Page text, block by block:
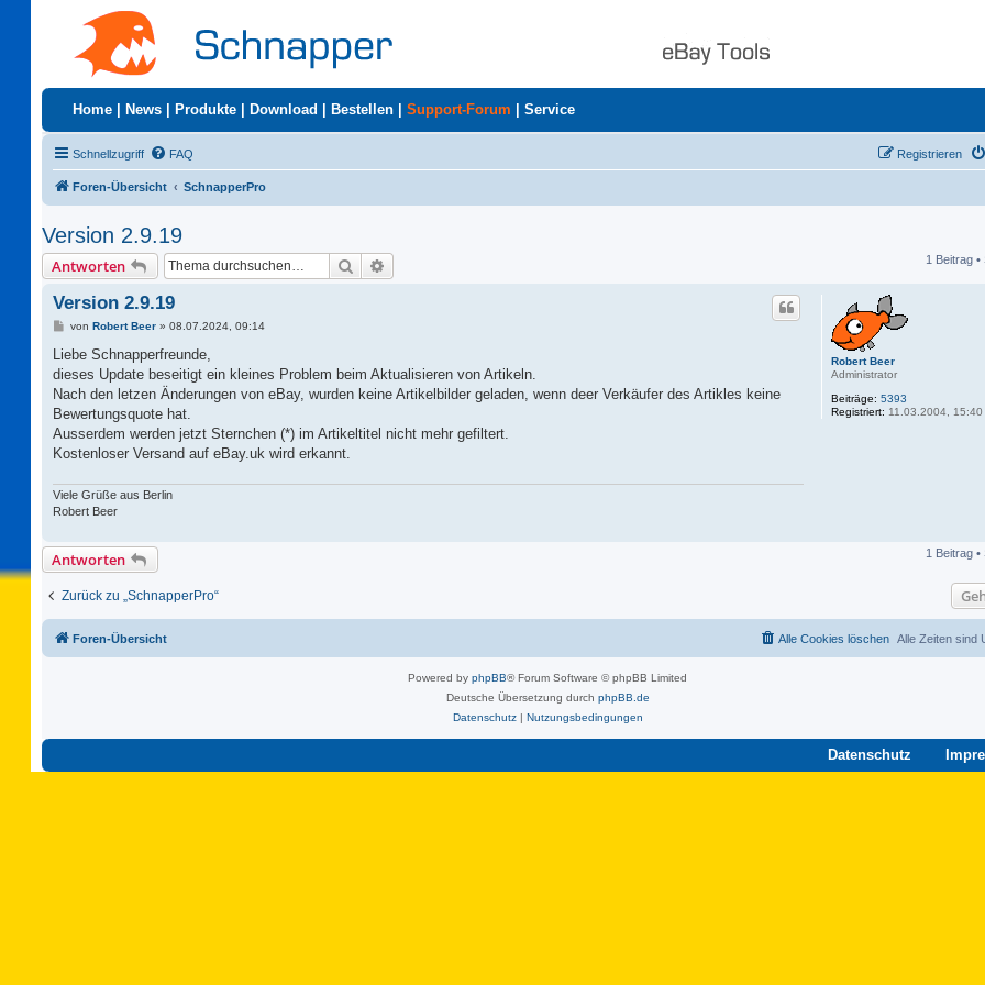
Home News Produkte Download Bestellen Support-Forum Service
Schnellzugriff FAQ Registrieren
Foren-Übersicht SchnapperPro
Version 2.9.19
Antworten Suche 1 Beitrag •
Robert Beer
Administrator
Beiträge: 5393
Registriert: 11.03.2004, 15:40
Version 2.9.19
B
i
r
a
von Robert Beer» 08.07.2024, 09:14
Liebe Schnapperfreunde,
dieses Update beseitigt ein kleines Problem beim Aktualisieren von Artikeln.
Nach den letzen Änderungen von eBay, wurden keine Artikelbilder geladen, wenn deer Verkäufer des Artikles keine
Bewertungsquote hat.
Ausserdem werden jetzt Sternchen (*) im Artikeltitel nicht mehr gefiltert.
Kostenloser Versand auf eBay.uk wird erkannt.
Viele Grüße aus Berlin
Robert Beer
Antworten 1 Beitrag •
Zurück zu „SchnapperPro“
Foren-Übersicht Alle Zeiten sind
Alle Cookies löschen
Powered by phpBB® Forum Software © phpBB Limited
Deutsche Übersetzung durch phpBB.de
Datenschutz| Nutzungsbedingungen
Datenschutz